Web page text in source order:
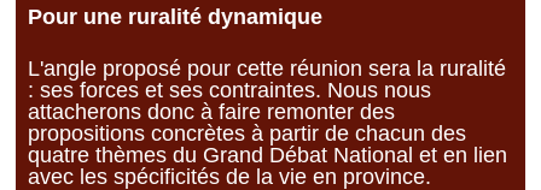
Loisirs
Pour une ruralité dynamique
L'angle proposé pour cette réunion sera la ruralité
: ses forces et ses contraintes. Nous nous
attacherons donc à faire remonter des
propositions concrètes à partir de chacun des
quatre thèmes du Grand Débat National et en lien
avec les spécificités de la vie en province.